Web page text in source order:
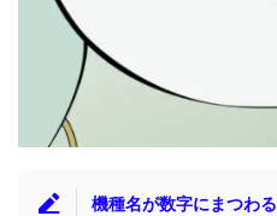
機種名が数字にまつわる